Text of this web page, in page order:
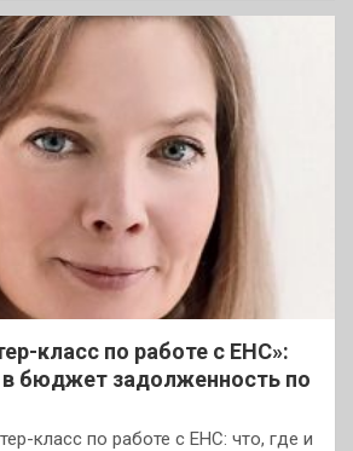
класс по работе с ЕНС»:
в бюджет задолженность по
класс по работе с ЕНС: что, где и